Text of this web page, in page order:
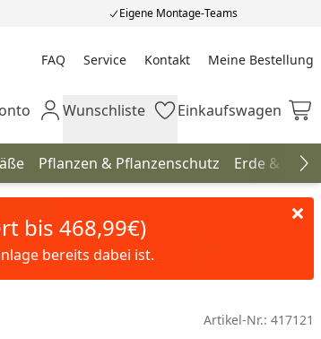
Eigene Montage-Teams
FAQ Service Kontakt Meine Bestellung
Meine Bestellung
KontoWunschliste
Wunschliste Einkaufswagen
Einkaufswagen
Pflanzen & Pflanzenschutz Erde &
bis 468,99€)
bereits dabei ist.
Artikel-Nr.: 417121